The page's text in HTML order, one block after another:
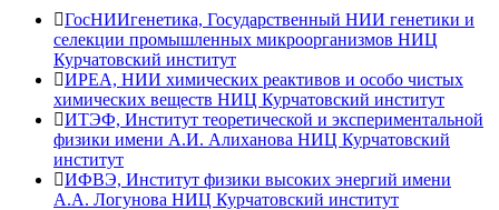
ГосНИИгенетика, Государственный НИИ генетики и
селекции промышленных микроорганизмов НИЦ
Курчатовский институт
ИРЕА, НИИ химических реактивов и особо чистых
химических веществ НИЦ Курчатовский институт
ИТЭФ, Институт теоретической и экспериментальной
физики имени А.И. Алиханова НИЦ Курчатовский
институт
ИФВЭ, Институт физики высоких энергий имени
А.А. Логунова НИЦ Курчатовский институт